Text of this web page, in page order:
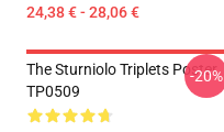
24,38 € - 28,06 €
The Sturniolo Triplets Poster
TP0509
-20%